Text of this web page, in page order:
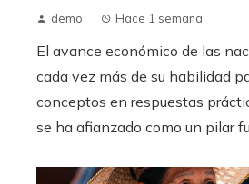
demo Hace 1 semana
El avance económico de las
cada vez más de su habilidad
conceptos en respuestas
se ha afianzado como un pilar